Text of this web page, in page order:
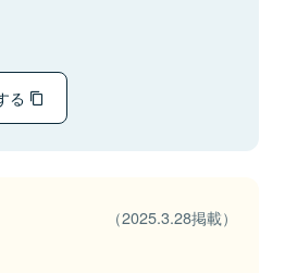
る
（2025.3.28掲載）